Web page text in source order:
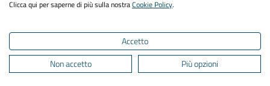
Area Riservata
Clicca qui per saperne di più sulla nostraCookie Policy.
Accetto
Non accetto
Più opzioni